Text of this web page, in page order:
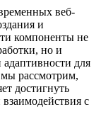
веб-
и
компоненты не
но и
для
мы рассмотрим,
достигнуть
с